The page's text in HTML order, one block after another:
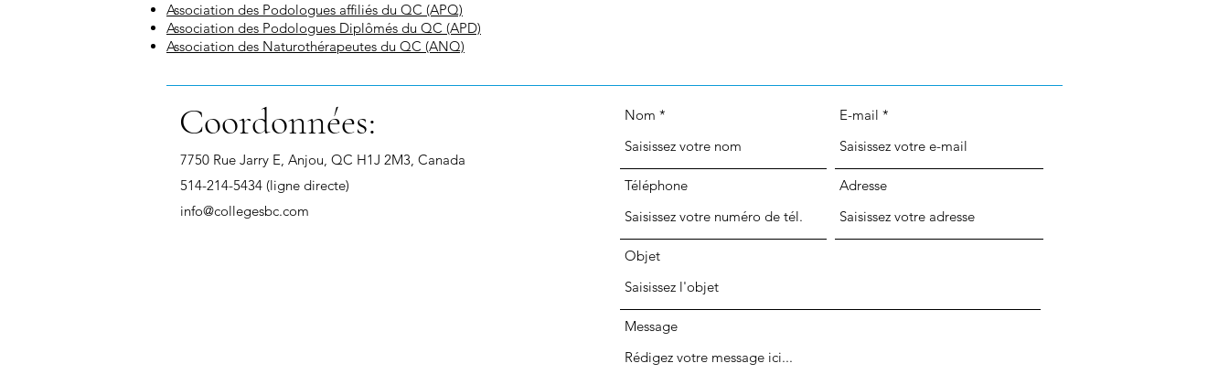
Association des Podologues affiliés du QC (APQ)
Association des Podologues Diplômés du QC (APD)
Association des Naturothérapeutes du QC (ANQ)
Coordonnées:
7750 Rue Jarry E, Anjou, QC H1J 2M3, Canada
514-214-5434 (ligne directe)
info@collegesbc.com
Nom E-mail
Téléphone Adresse
Objet
Message